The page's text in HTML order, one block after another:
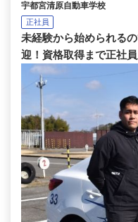
宇都宮清原自動車学校
正社員
未経験から始められる
迎！資格取得まで正社